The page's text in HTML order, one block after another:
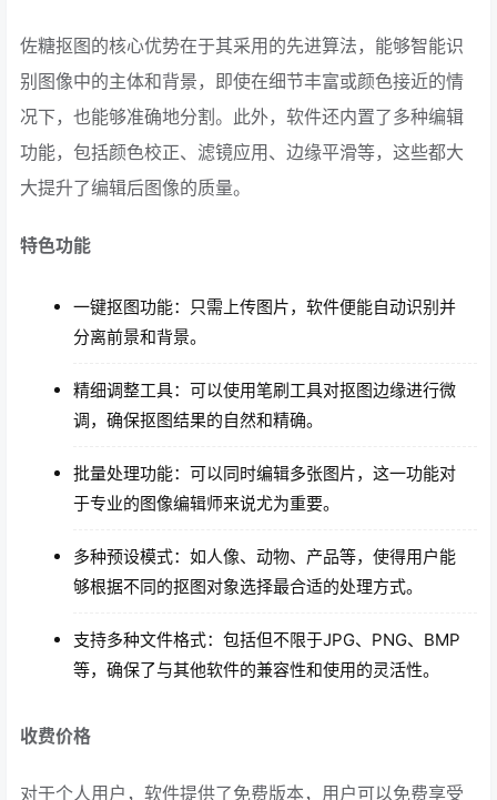
佐糖抠图的核心优势在于其采用的先进算法，能够智能识
别图像中的主体和背景，即使在细节丰富或颜色接近的情
况下，也能够准确地分割。此外，软件还内置了多种编辑
功能，包括颜色校正、滤镜应用、边缘平滑等，这些都大
大提升了编辑后图像的质量。
特色功能
一键抠图功能：只需上传图片，软件便能自动识别并
分离前景和背景。
精细调整工具：可以使用笔刷工具对抠图边缘进行微
调，确保抠图结果的自然和精确。
批量处理功能：可以同时编辑多张图片，这一功能对
于专业的图像编辑师来说尤为重要。
多种预设模式：如人像、动物、产品等，使得用户能
够根据不同的抠图对象选择最合适的处理方式。
支持多种文件格式：包括但不限于JPG、PNG、BMP
等，确保了与其他软件的兼容性和使用的灵活性。
收费价格
对于个人用户，软件提供了免费版本，用户可以免费享受